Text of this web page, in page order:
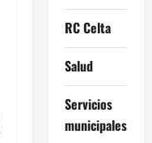
RC Celta
Salud
Servicios
municipales